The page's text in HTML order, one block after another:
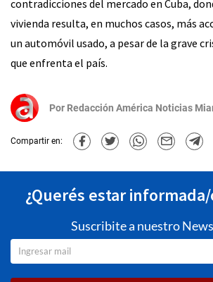
contradicciones del mercado en Cuba,
vivienda resulta, en muchos casos, más
un automóvil usado, a pesar de la grave
que enfrenta el país.
Por Redacción América Noticias
Compartir en:
¿Querés estar informada/
Suscribite a nuestro